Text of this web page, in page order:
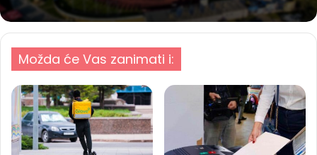
Možda će Vas zanimati i: